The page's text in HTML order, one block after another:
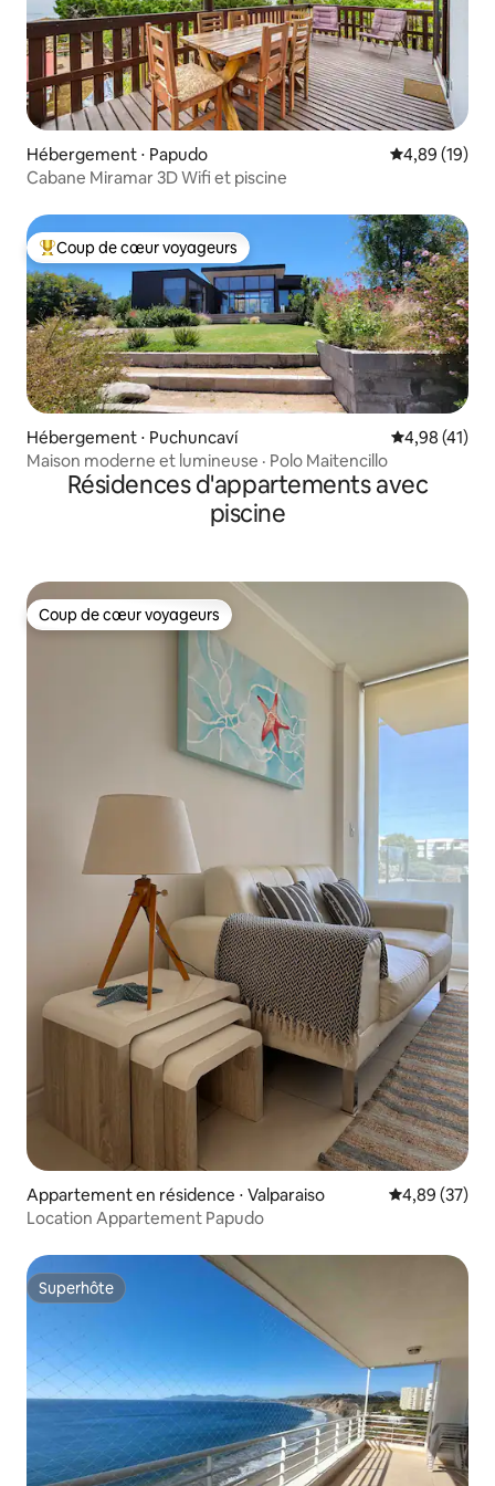
Hébergement ⋅ Papudo Évaluation
4,89 (19)
Cabane Miramar 3D Wifi et piscine
Coups de cœur voyageurs les plus appréciés
Coup de cœur voyageurs
Hébergement ⋅ Puchuncaví Évaluation
4,98 (41)
Maison moderne et lumineuse · Polo Maitencillo
Résidences d'appartements avec
piscine
Coup de cœur voyageurs
Coup de cœur voyageurs
Appartement en résidence ⋅ Valparaiso Évaluation
4,89 (37)
Location Appartement Papudo
Superhôte
Superhôte